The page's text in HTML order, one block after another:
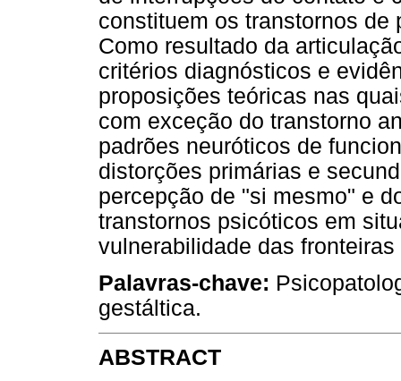
constituem os transtornos de
Como resultado da
critérios diagnósticos e
proposições teóricas nas
com exceção do transtorno
padrões neuróticos de
distorções primárias e
percepção de "si mesmo" e
transtornos psicóticos em
vulnerabilidade das
Palavras-chave:
gestáltica.
ABSTRACT